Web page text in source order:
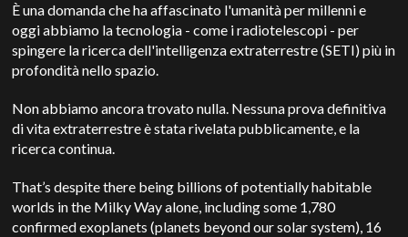
È una domanda che ha affascinato l'umanità per millenni e
oggi abbiamo la tecnologia - come i radiotelescopi - per
spingere la ricerca dell'intelligenza extraterrestre (SETI) più in
profondità nello spazio.
Non abbiamo ancora trovato nulla. Nessuna prova definitiva
di vita extraterrestre è stata rivelata pubblicamente, e la
ricerca continua.
That’s despite there being billions of potentially habitable
worlds in the Milky Way alone, including some 1,780
confirmed exoplanets (planets beyond our solar system), 16